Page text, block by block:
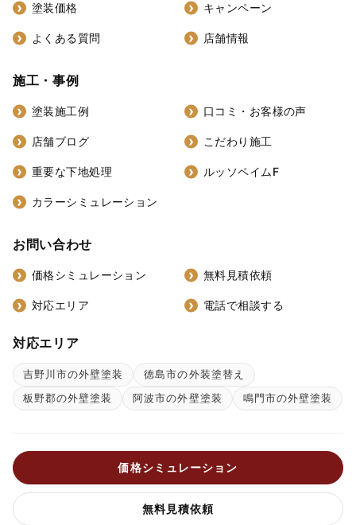
塗装価格 キャンペーン
よくある質問 店舗情報
施工・事例
塗装施工例 口コミ・お客様の声
店舗ブログ こだわり施工
重要な下地処理 ルッソペイムF
カラーシミュレーション
お問い合わせ
価格シミュレーション 無料見積依頼
対応エリア 電話で相談する
対応エリア
吉野川市の外壁塗装
徳島市の外装塗替え
板野郡の外壁塗装
阿波市の外壁塗装 鳴門市の外壁塗装
価格シミュレーション
無料見積依頼